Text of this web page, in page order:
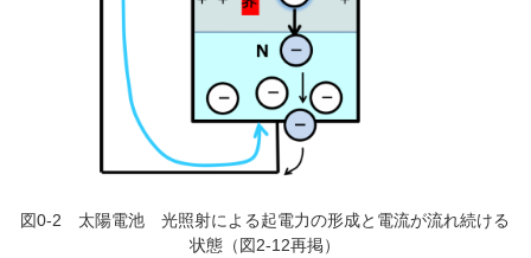
図0-2 太陽電池 光照射による起電力の形成と電流が流れ続ける
状態（図2-12再掲）